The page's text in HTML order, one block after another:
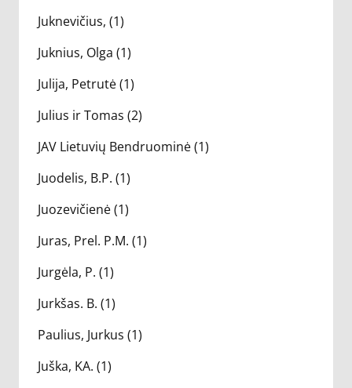
Juknevičius, (1)
Juknius, Olga (1)
Julija, Petrutė (1)
Julius ir Tomas (2)
JAV Lietuvių Bendruominė (1)
Juodelis, B.P. (1)
Juozevičienė (1)
Juras, Prel. P.M. (1)
Jurgėla, P. (1)
Jurkšas. B. (1)
Paulius, Jurkus (1)
Juška, KA. (1)